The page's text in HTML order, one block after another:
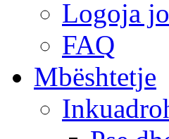
Logoja
FAQ
Mbështetje